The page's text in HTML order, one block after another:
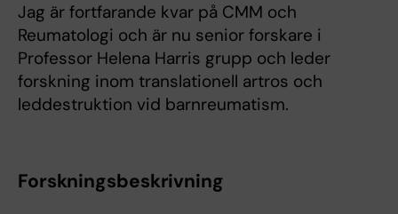
Jag är fortfarande kvar på CMM och
Reumatologi och är nu senior forskare i
Professor Helena Harris grupp och leder
forskning inom translationell artros och
leddestruktion vid barnreumatism.
Forskningsbeskrivning